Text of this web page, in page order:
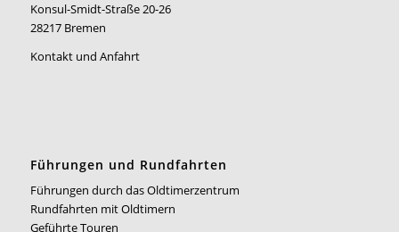
Konsul-Smidt-Straße 20-26
28217 Bremen
Kontakt und Anfahrt
Führungen und Rundfahrten
Führungen durch das Oldtimerzentrum
Rundfahrten mit Oldtimern
Geführte Touren